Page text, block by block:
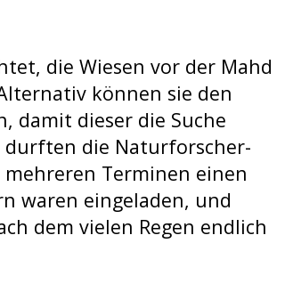
die Wiesen vor der Mahd
können sie den
damit dieser die Suche
durften die Naturforscher-
Terminen einen
waren eingeladen, und
dem vielen Regen endlich